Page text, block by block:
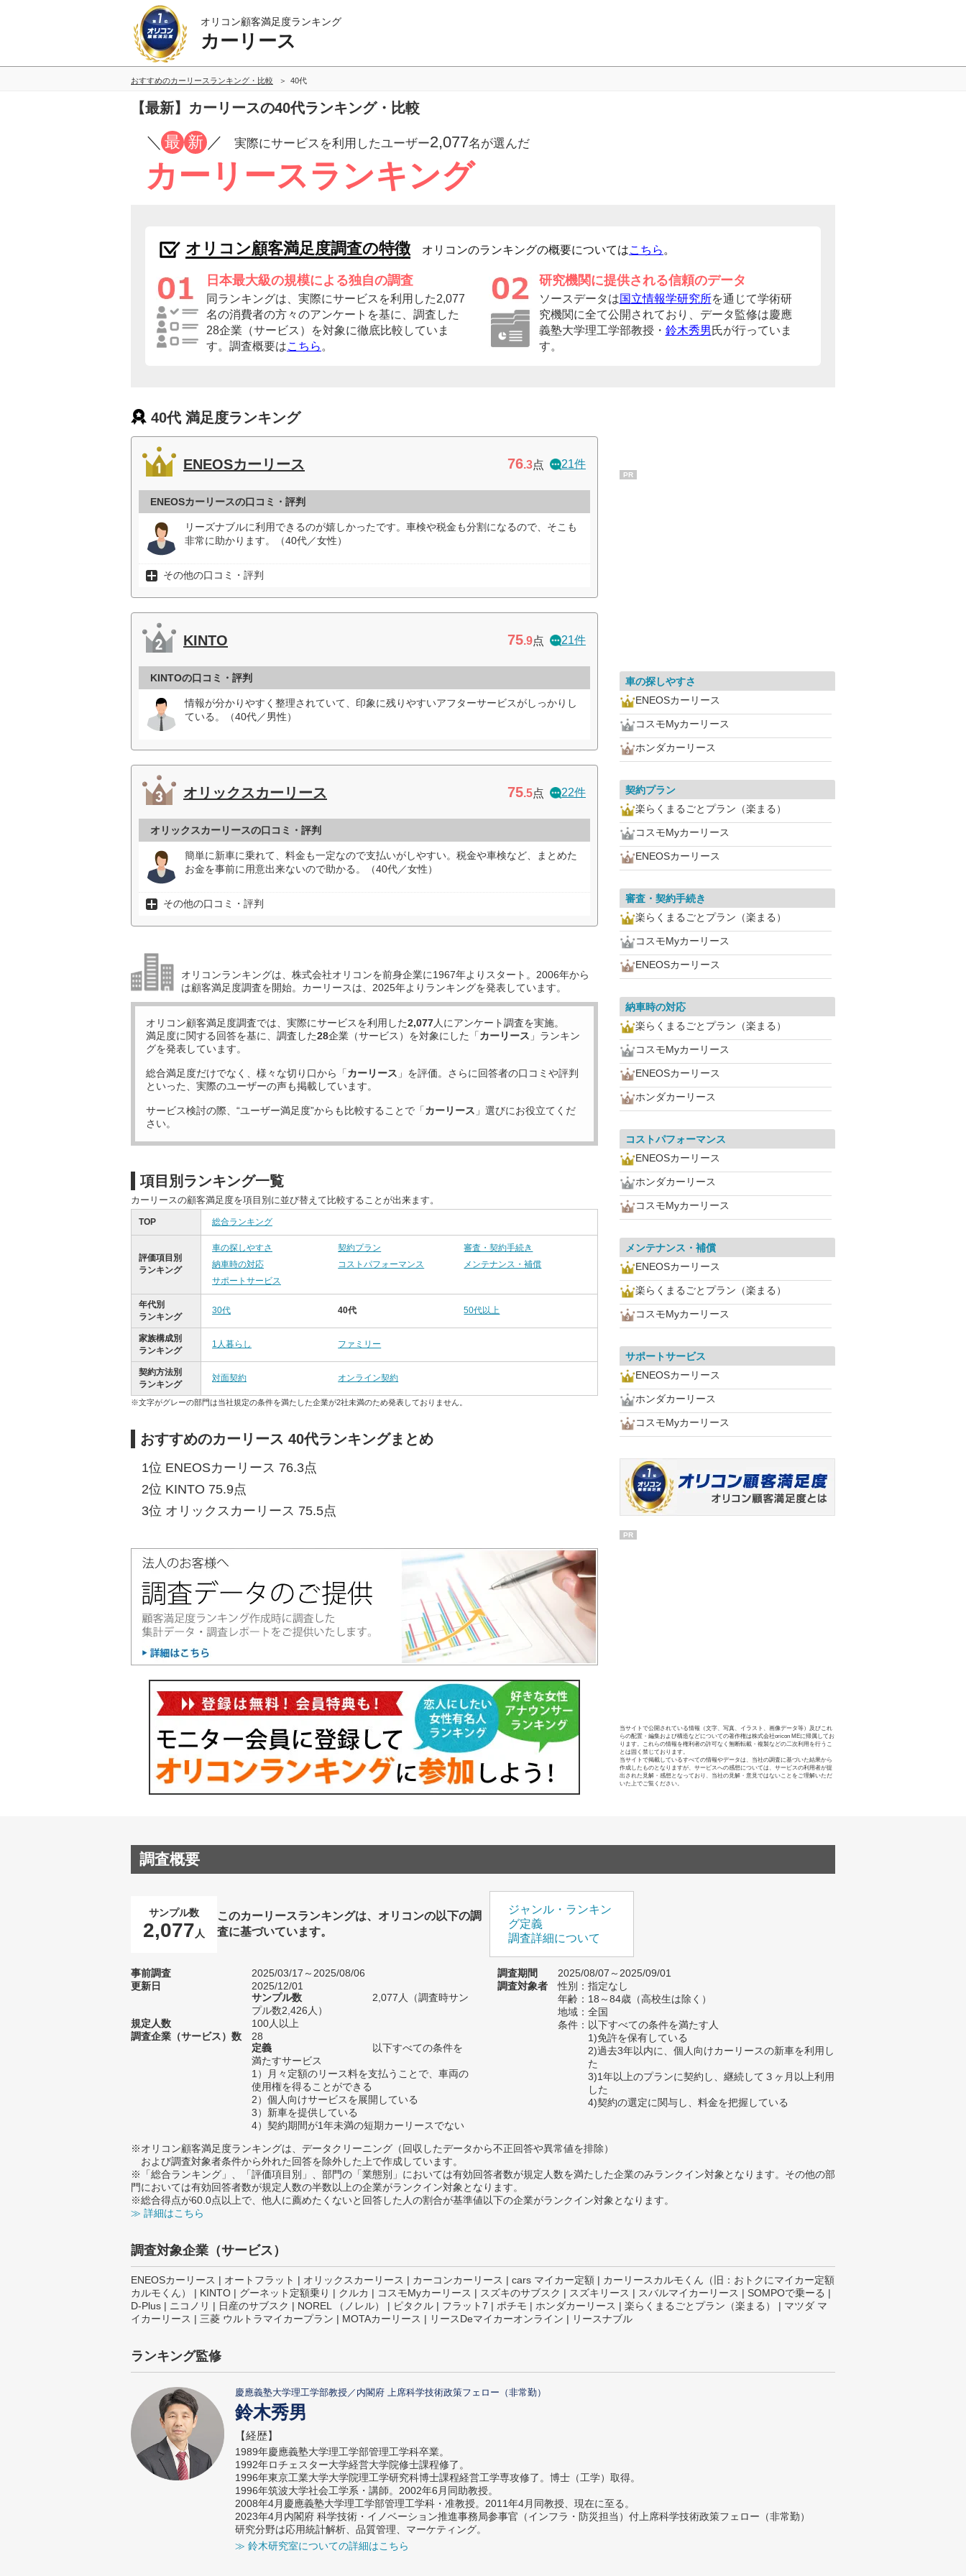
オリコン顧客満足度ランキング
カーリース
おすすめのカーリースランキング・比較 40代
【最新】カーリースの40代ランキング・比較
／ 最 新 ／ 実際にサービスを利用したユーザー2,077名が選んだ
カーリースランキング
オリコン顧客満足度調査の特徴 オリコンのランキングの概要についてはこちら 。
日本最大級の規模による独自の調査
同ランキングは、実際にサービスを利用した2,077
名の消費者の方々のアンケートを基に、調査した
28企業（サービス）を対象に徹底比較していま
す。調査概要はこちら 。
研究機関に提供される信頼のデータ
ソースデータは国立情報学研究所を通じて学術研
究機関に全て公開されており、データ監修は慶應
義塾大学理工学部教授・ 鈴木秀男 氏が行っていま
す。
40代 満足度ランキング
ENEOSカーリース 76.3点 21件
ENEOSカーリースの口コミ・評判
リーズナブルに利用できるのが嬉しかったです。車検や税金も分割になるので、そこも
非常に助かります。（40代／女性）
その他の口コミ・評判
KINTO 75.9点 21件
KINTOの口コミ・評判
情報が分かりやすく整理されていて、印象に残りやすいアフターサービスがしっかりし
ている。（40代／男性）
オリックスカーリース 75.5点 22件
オリックスカーリースの口コミ・評判
簡単に新車に乗れて、料金も一定なので支払いがしやすい。税金や車検など、まとめた
お金を事前に用意出来ないので助かる。（40代／女性）
その他の口コミ・評判
オリコンランキングは、株式会社オリコンを前身企業に1967年よりスタート。2006年から
は顧客満足度調査を開始。カーリースは、2025年よりランキングを発表しています。
オリコン顧客満足度調査では、実際にサービスを利用した2,077人にアンケート調査を実施。
満足度に関する回答を基に、調査した28企業（サービス）を対象にした「カーリース 」ランキン
グを発表しています。
総合満足度だけでなく、様々な切り口から「カーリース 」を評価。さらに回答者の口コミや評判
といった、実際のユーザーの声も掲載しています。
サービス検討の際、“ユーザー満足度”からも比較することで「カーリース 」選びにお役立てくだ
さい。
項目別ランキング一覧
カーリースの顧客満足度を項目別に並び替えて比較することが出来ます。
TOP 総合ランキング
評価項目別
ランキング
車の探しやすさ 契約プラン
審査・契約手続き
納車時の対応
コストパフォーマンス
メンテナンス・補償
サポートサービス
年代別
ランキング
30代 40代 50代以上
家族構成別
ランキング
1人暮らし ファミリー
契約方法別
ランキング
対面契約 オンライン契約
※文字がグレーの部門は当社規定の条件を満たした企業が2社未満のため発表しておりません。
おすすめのカーリース 40代ランキングまとめ
1位 ENEOSカーリース 76.3点
2位 KINTO 75.9点
3位 オリックスカーリース 75.5点
PR
車の探しやすさ
ENEOSカーリース
コスモMyカーリース
ホンダカーリース
契約プラン
楽らくまるごとプラン（楽まる）
コスモMyカーリース
ENEOSカーリース
審査・契約手続き
楽らくまるごとプラン（楽まる）
コスモMyカーリース
ENEOSカーリース
納車時の対応
楽らくまるごとプラン（楽まる）
コスモMyカーリース
ENEOSカーリース
ホンダカーリース
コストパフォーマンス
ENEOSカーリース
ホンダカーリース
コスモMyカーリース
メンテナンス・補償
ENEOSカーリース
楽らくまるごとプラン（楽まる）
コスモMyカーリース
サポートサービス
ENEOSカーリース
ホンダカーリース
コスモMyカーリース
PR
当サイトで公開されている情報（文字、写真、イラスト、画像データ等）及びこれ
らの配置・編集および構造などについての著作権は株式会社oricon MEに帰属してお
ります。これらの情報を権利者の許可なく無断転載・複製などの二次利用を行うこ
とは固く禁じております。
当サイトで掲載しているすべての情報やデータは、当社の調査に基づいた結果から
作成したものとなりますが、サービスへの感想については、サービスの利用者が提
出された見解・感想となっており、当社の見解・意見ではないことをご理解いただ
いた上でご覧ください。
調査概要
サンプル数
2,077 人
このカーリースランキングは、オリコンの以下の調
査に基づいています。
ジャンル・ランキン
グ定義
調査詳細について
事前調査
2025/03/17～2025/08/06
更新日
2025/12/01
サンプル数
2,077人（調査時サン
プル数2,426人）
規定人数
100人以上
調査企業（サービス）数
28
定義
以下すべての条件を
満たすサービス
1）月々定額のリース料を支払うことで、車両の
使用権を得ることができる
2）個人向けサービスを展開している
3）新車を提供している
4）契約期間が1年未満の短期カーリースでない
調査期間
2025/08/07～2025/09/01
調査対象者
性別：指定なし
年齢：18～84歳（高校生は除く）
地域：全国
条件：以下すべての条件を満たす人
1)免許を保有している
2)過去3年以内に、個人向けカーリースの新車を利用し
た
3)1年以上のプランに契約し、継続して３ヶ月以上利用
した
4)契約の選定に関与し、料金を把握している
※オリコン顧客満足度ランキングは、データクリーニング（回収したデータから不正回答や異常値を排除）
および調査対象者条件から外れた回答を除外した上で作成しています。
※「総合ランキング」、「評価項目別」、部門の「業態別」においては有効回答者数が規定人数を満たした企業のみランクイン対象となります。その他の部
門においては有効回答者数が規定人数の半数以上の企業がランクイン対象となります。
※総合得点が60.0点以上で、他人に薦めたくないと回答した人の割合が基準値以下の企業がランクイン対象となります。
≫ 詳細はこちら
調査対象企業（サービス）
ENEOSカーリース | オートフラット | オリックスカーリース | カーコンカーリース | cars マイカー定額 | カーリースカルモくん（旧：おトクにマイカー定額
カルモくん） | KINTO | グーネット定額乗り | クルカ | コスモMyカーリース | スズキのサブスク | スズキリース | スバルマイカーリース | SOMPOで乗ーる |
D‐Plus | ニコノリ | 日産のサブスク | NOREL （ノレル） | ピタクル | フラット7 | ポチモ | ホンダカーリース | 楽らくまるごとプラン（楽まる） | マツダ マ
イカーリース | 三菱 ウルトラマイカープラン | MOTAカーリース | リースDeマイカーオンライン | リースナブル
ランキング監修
慶應義塾大学理工学部教授／内閣府 上席科学技術政策フェロー（非常勤）
鈴木秀男
【経歴】
1989年慶應義塾大学理工学部管理工学科卒業。
1992年ロチェスター大学経営大学院修士課程修了。
1996年東京工業大学大学院理工学研究科博士課程経営工学専攻修了。博士（工学）取得。
1996年筑波大学社会工学系・講師。2002年6月同助教授。
2008年4月慶應義塾大学理工学部管理工学科・准教授。2011年4月同教授、現在に至る。
2023年4月内閣府 科学技術・イノベーション推進事務局参事官（インフラ・防災担当）付上席科学技術政策フェロー（非常勤）
研究分野は応用統計解析、品質管理、マーケティング。
≫ 鈴木研究室についての詳細はこちら